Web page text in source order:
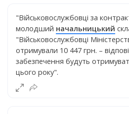
"Військовослужбовці за
молодший начальницький
"Військовослужбовці
отримували 10 447 грн. –
забезпечення будуть
цього року".